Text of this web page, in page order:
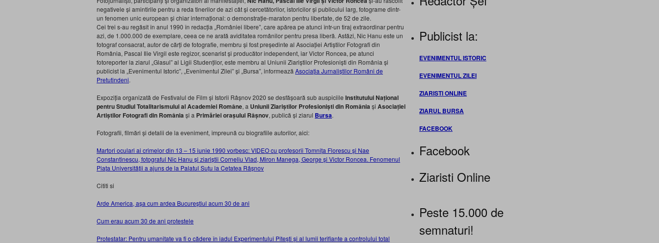
negativele și amintirile pentru a reda tinerilor de azi cât și cercetătorilor, istoricilor și publicului larg, fotograme dintr-
un fenomen unic european și chiar internațional: o demonstrație-maraton pentru libertate, de 52 de zile.
Cei trei s-au regăsit în anul 1990 în redacția „României libere”, care apărea pe atunci într-un tiraj extraordinar pentru
azi, de 1.000.000 de exemplare, ceea ce ne arată aviditatea românilor pentru presa liberă. Astăzi, Nic Hanu este un
fotograf consacrat, autor de cărți de fotografie, membru și fost președinte al Asociației Artiștilor Fotografi din
România, Pascal Ilie Virgil este regizor, scenarist și producător independent, iar Victor Roncea, pe atunci
fotoreporter la ziarul „Glasul” al Ligii Studenților, este membru al Uniunii Ziariștilor Profesioniști din România și
publicist la „Evenimentul Istoric”, „Evenimentul Zilei” și „Bursa”, informează Asociația Jurnaliștilor Români de
Pretutindeni.
Expoziția organizată de Festivalul de Film și Istorii Râșnov 2020 se desfășoară sub auspiciile Institutului Național
pentru Studiul Totalitarismului al Academiei Române, a Uniunii Ziariștilor Profesioniști din România și Asociației
Artiștilor Fotografi din România și a Primăriei orașului Râșnov, publică și ziarul Bursa.
Fotografii, filmări și detalii de la eveniment, împreună cu biografiile autorilor, aici:
Martori oculari ai crimelor din 13 – 15 iunie 1990 vorbesc: VIDEO cu profesorii Tomnița Florescu și Nae
Constantinescu, fotograful Nic Hanu și ziariștii Corneliu Vlad, Miron Manega, George și Victor Roncea. Fenomenul
Piața Universității a ajuns de la Palatul Suțu la Cetatea Râșnov
Cititi si
Arde America, așa cum ardea Bucureștiul acum 30 de ani
Cum erau acum 30 de ani protestele
Protestatar: Pentru umanitate va fi o cădere în iadul Experimentului Pitești și al lumii terifiante a controlului total
Publicist la:
EVENIMENTUL ISTORIC
EVENIMENTUL ZILEI
ZIARISTI ONLINE
ZIARUL BURSA
FACEBOOK
Facebook
Ziaristi Online
Peste 15.000 de
semnaturi!